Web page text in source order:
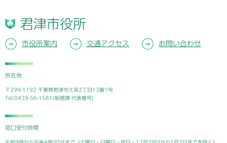
君津市役所
市役所案内 交通アクセス お問い合わせ
所在地
〒299-1192 千葉県君津市久保2丁目13番1号
Tel:0439-56-1581(総務課 代表番号)
窓口受付時間
午前9時から午後4時30分まで（土曜日・日曜日・祝日・12月29日から1月3日までを除く）